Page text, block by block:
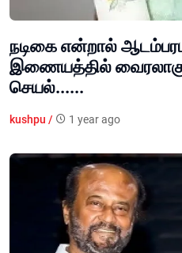
நடிகை என்றால்
இணையத்தில்
செயல்......
kushpu / 1 year ago